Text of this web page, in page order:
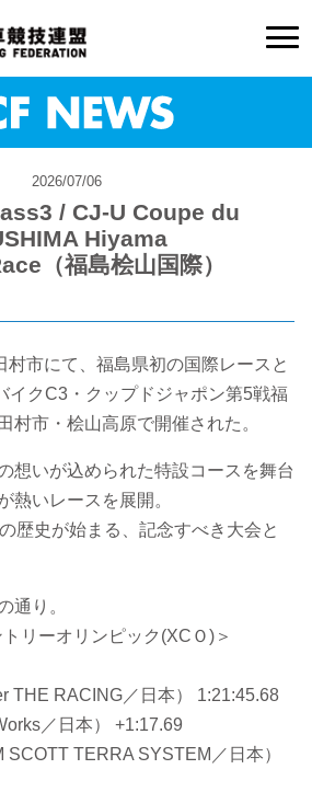
2026/07/06
/ CJ-U Coupe du
Hiyama
（福島桧山国際）
村市にて、福島県初の国際レースと
イクC3・クップドジャポン第5戦福
村市・桧山高原で開催された。
想いが込められた特設コースを舞台
熱いレースを展開。
歴史が始まる、記念すべき大会と
通り。
リーオリンピック(XCＯ)＞
THE RACING／日本） 1:21:45.68
／日本） +1:17.69
SCOTT TERRA SYSTEM／日本）